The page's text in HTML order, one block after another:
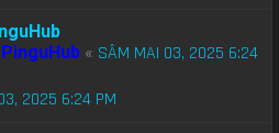
PinguHub « SÂM MAI 03, 2025 6:24
2025 6:24 PM